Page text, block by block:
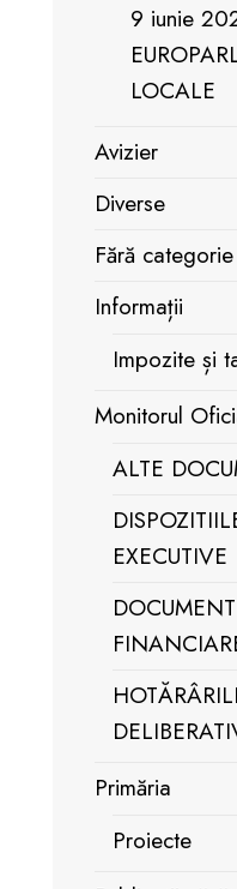
9 iunie
LOCALE
Avizier
Diverse
Fără categorie
Informații
Impozite și
Monitorul
ALTE
EXECUTIVE
Primăria
Proiecte